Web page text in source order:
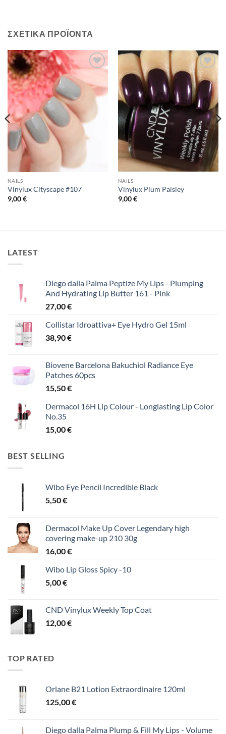
ΣΧΕΤΙΚΆ ΠΡΟΪΌΝΤΑ
Wishlist
NAILS
Vinylux Cityscape #107
9,00€
Add to
Wishlist
NAILS
Vinylux Plum Paisley
9,00€
LATEST
Diego dalla Palma Peptize My Lips - Plumping
And Hydrating Lip Butter 161 - Pink
27,00€
Collistar Idroattiva+ Eye Hydro Gel 15ml
38,90€
Biovene Barcelona Bakuchiol Radiance Eye
Patches 60pcs
15,50€
Dermacol 16H Lip Colour - Longlasting Lip Color
No.35
15,00€
BEST SELLING
Wibo Eye Pencil Incredible Black
5,50€
Dermacol Make Up Cover Legendary high
covering make-up 210 30g
16,00€
Wibo Lip Gloss Spicy -10
5,00€
CND Vinylux Weekly Top Coat
12,00€
TOP RATED
Orlane B21 Lotion Extraordinaire 120ml
125,00€
Diego dalla Palma Plump & Fill My Lips - Volume